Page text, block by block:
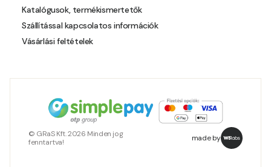
Katalógusok, termékismertetők
Szállítással kapcsolatos információk
Vásárlási feltételek
© GRaS Kft. 2026 Minden jog
fenntartva!
made by